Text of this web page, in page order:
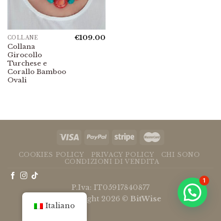
COLLANE
Collana
Girocollo
Turchese e
Corallo Bamboo
Ovali
€109.00
COOKIES POLICY PRIVACY POLICY
CHI SONO
CONDIZIONI DI VENDITA
P.Iva: IT05917840877
Copyright 2026 © BitWise
Italiano
1